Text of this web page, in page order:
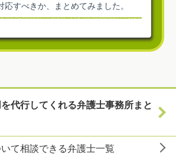
応すべきか、まとめてみました。
代行してくれる弁護士事務所まと
て相談できる弁護士一覧